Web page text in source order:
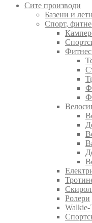
Сите производи
Базени и
Спорт,
Ролери
Walkie-